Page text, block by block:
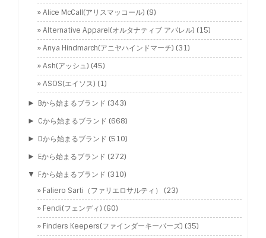
Alice McCall(アリスマッコール) (9)
Alternative Apparel(オルタナティブ アパレル) (15)
Anya Hindmarch(アニヤハインドマーチ) (31)
Ash(アッシュ) (45)
ASOS(エイソス) (1)
► Bから始まるブランド (343)
► Cから始まるブランド (668)
► Dから始まるブランド (510)
► Eから始まるブランド (272)
▼ Fから始まるブランド (310)
Faliero Sarti（ファリエロサルティ）
(23)
Fendi(フェンディ) (60)
Finders Keepers(ファインダーキーパーズ) (35)